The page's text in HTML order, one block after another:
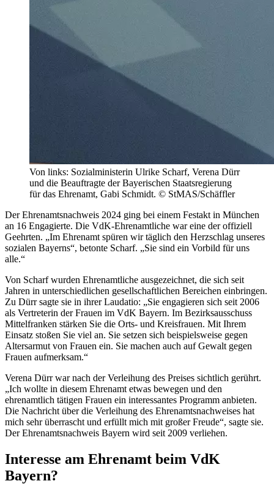
Von links: Sozialministerin Ulrike Scharf, Verena Dürr
und die Beauftragte der Bayerischen Staatsregierung
für das Ehrenamt, Gabi Schmidt. © StMAS/Schäffler
Der Ehrenamtsnachweis 2024 ging bei einem Festakt in München
an 16 Engagierte. Die VdK-Ehrenamtliche war eine der offiziell
Geehrten. „Im Ehrenamt spüren wir täglich den Herzschlag unseres
sozialen Bayerns“, betonte Scharf. „Sie sind ein Vorbild für uns
alle.“
Von Scharf wurden Ehrenamtliche ausgezeichnet, die sich seit
Jahren in unterschiedlichen gesellschaftlichen Bereichen einbringen.
Zu Dürr sagte sie in ihrer Laudatio: „Sie engagieren sich seit 2006
als Vertreterin der Frauen im VdK Bayern. Im Bezirksausschuss
Mittelfranken stärken Sie die Orts- und Kreisfrauen. Mit Ihrem
Einsatz stoßen Sie viel an. Sie setzen sich beispielsweise gegen
Altersarmut von Frauen ein. Sie machen auch auf Gewalt gegen
Frauen aufmerksam.“
Verena Dürr war nach der Verleihung des Preises sichtlich gerührt.
„Ich wollte in diesem Ehrenamt etwas bewegen und den
ehrenamtlich tätigen Frauen ein interessantes Programm anbieten.
Die Nachricht über die Verleihung des Ehrenamtsnachweises hat
mich sehr überrascht und erfüllt mich mit großer Freude“, sagte sie.
Der Ehrenamtsnachweis Bayern wird seit 2009 verliehen.
Interesse am Ehrenamt beim VdK
Bayern?